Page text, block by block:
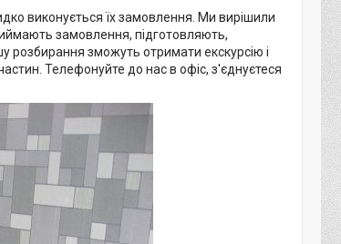
виконується їх замовлення. Ми вирішили
замовлення, підготовляють,
розбирання зможуть отримати екскурсію і
Телефонуйте до нас в офіс, з'єднуєтеся